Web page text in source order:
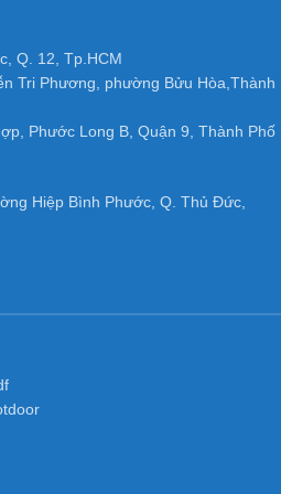
công trình công nghiệp và dân
triển mạnh ở Việt Nam, có các đơn
uy tín hàng đầu tại Việt Nam như
XUẤT
Lài, P. An Phú Đông, Q. 12,
phố Biên Hoà, Tỉnh Đồng Nai
Q. 12, Tp.HCM
Tri Phương, phường Bửu Hòa,Thành
Phước Long B, Quận 9, Thành Phố
Hiệp Bình Phước, Q. Thủ Đức,